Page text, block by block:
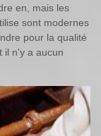
en, mais les
sont modernes
pour la qualité
il n'y a aucun